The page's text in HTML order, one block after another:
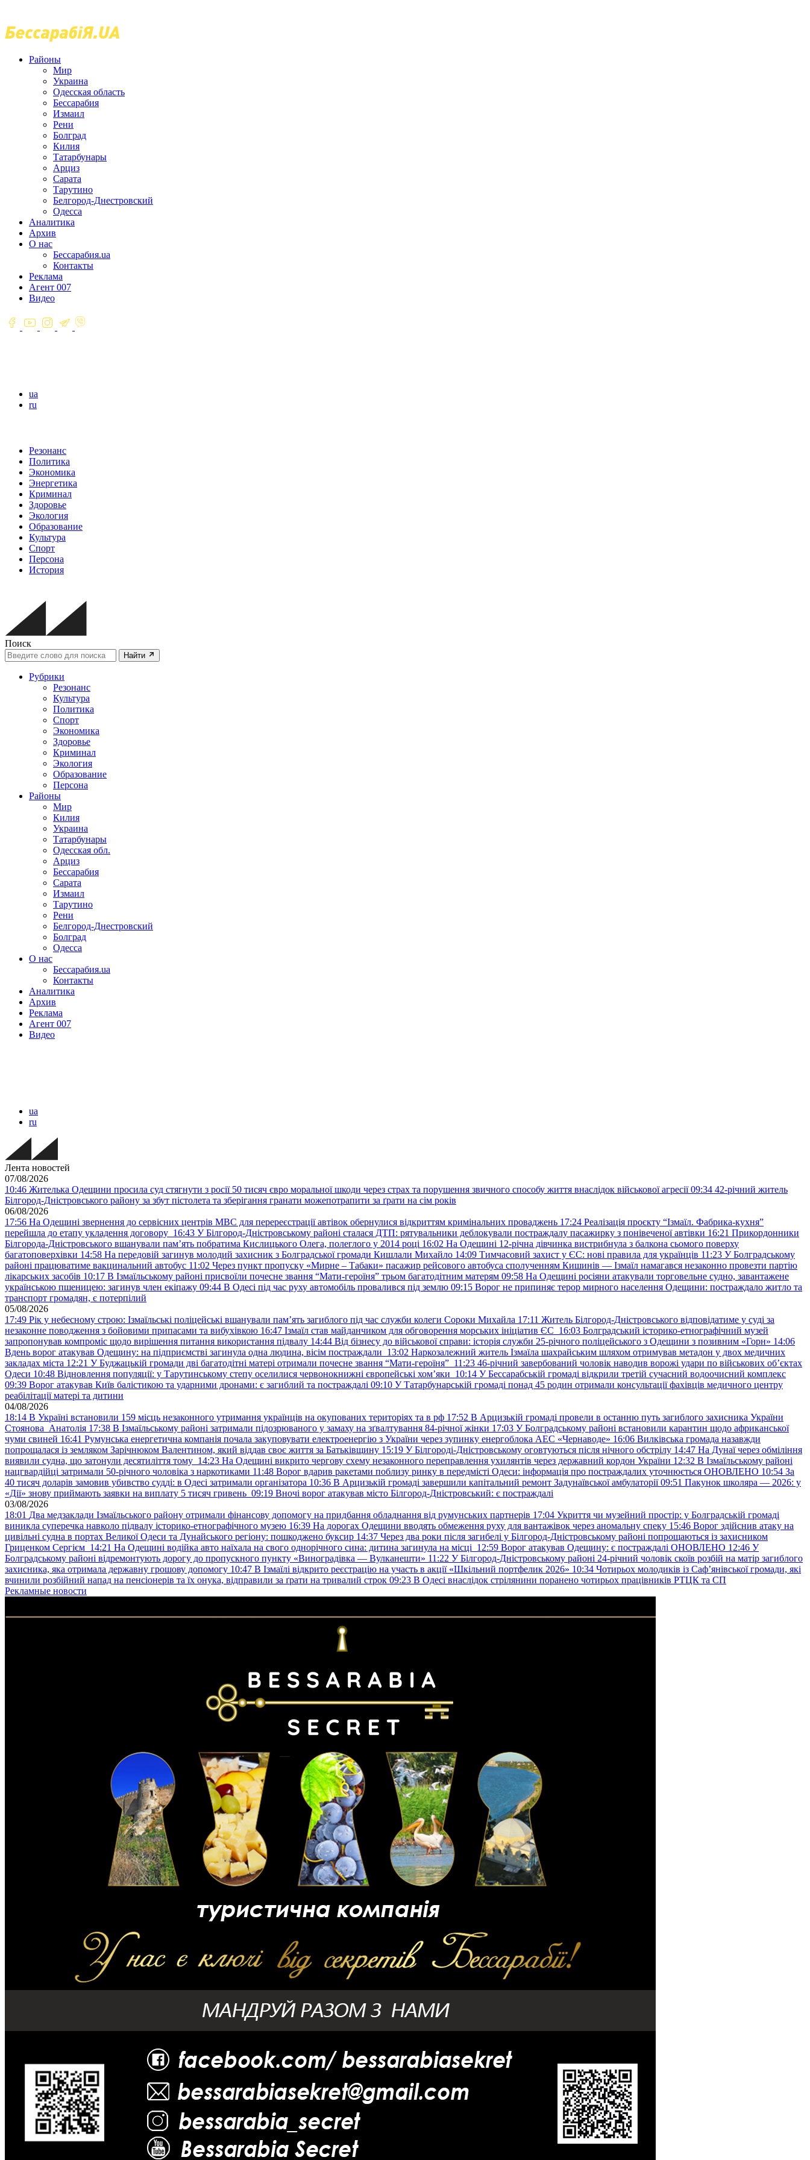
Районы
Мир
Украина
Одесская область
Бессарабия
Измаил
Рени
Болград
Килия
Татарбунары
Арциз
Сарата
Тарутино
Белгород-Днестровский
Одесса
Аналитика
Архив
О нас
Бессарабия.ua
Контакты
Реклама
Агент 007
Видео
ua
ru
Резонанс
Политика
Экономика
Энергетика
Криминал
Здоровье
Экология
Образование
Культура
Спорт
Персона
История
Поиск
Найти
Рубрики
Резонанс
Культура
Политика
Спорт
Экономика
Здоровье
Криминал
Экология
Образование
Персона
Районы
Мир
Килия
Украина
Татарбунары
Одесская обл.
Арциз
Бессарабия
Сарата
Измаил
Тарутино
Рени
Белгород-Днестровский
Болград
Одесса
О нас
Бессарабия.ua
Контакты
Аналитика
Архив
Реклама
Агент 007
Видео
ua
ru
Лента новостей
07/08/2026
10:46 Жителька Одещини просила суд стягнути з росії 50 тисяч євро моральної шкоди через страх та порушення звичного способу життя внаслідок військової агресії 09:34 42-річний житель
Білгород-Дністровського району за збут пістолета та зберігання гранати можепотрапити за ґрати на сім років
06/08/2026
17:56 На Одещині звернення до сервісних центрів МВС для перереєстрації автівок обернулися відкриттям кримінальних проваджень 17:24 Реалізація проєкту “Ізмаїл. Фабрика-кухня”
перейшла до етапу укладення договору 16:43 У Білгород-Дністровському районі сталася ДТП: рятувальники деблокували постраждалу пасажирку з понівеченої автівки 16:21 Прикордонники
Білгорода-Дністровського вшанували пам’ять побратима Кислицького Олега, полеглого у 2014 році 16:02 На Одещині 12-річна дівчинка вистрибнула з балкона сьомого поверху
багатоповерхівки 14:58 На передовій загинув молодий захисник з Болградської громади Кишлали Михайло 14:09 Тимчасовий захист у ЄС: нові правила для українців 11:23 У Болградському
районі працюватиме вакцинальний автобус 11:02 Через пункт пропуску «Мирне – Табаки» пасажир рейсового автобуса сполученням Кишинів — Ізмаїл намагався незаконно провезти партію
лікарських засобів 10:17 В Ізмаїльському районі присвоїли почесне звання “Мати-героїня” трьом багатодітним матерям 09:58 На Одещині росіяни атакували торговельне судно, завантажене
українською пшеницею: загинув член екіпажу 09:44 В Одесі під час руху автомобіль провалився під землю 09:15 Ворог не припиняє терор мирного населення Одещини: постраждало житло та
транспорт громадян, є потерпілий
05/08/2026
17:49 Рік у небесному строю: Ізмаїльські поліцейські вшанували пам’ять загиблого під час служби колеги Сороки Михайла 17:11 Житель Білгород-Дністровського відповідатиме у суді за
незаконне поводження з бойовими припасами та вибухівкою 16:47 Ізмаїл став майданчиком для обговорення морських ініціатив ЄС 16:03 Болградський історико-етнографічний музей
запропонував компроміс щодо вирішення питання використання підвалу 14:44 Від бізнесу до військової справи: історія служби 25-річного поліцейського з Одещини з позивним «Горн» 14:06
Вдень ворог атакував Одещину: на підприємстві загинула одна людина, вісім постраждали 13:02 Наркозалежний житель Ізмаїла шахрайським шляхом отримував метадон у двох медичних
закладах міста 12:21 У Буджацькій громади дві багатодітні матері отримали почесне звання “Мати-героїня” 11:23 46-річний завербований чоловік наводив ворожі удари по військових обʼєктах
Одеси 10:48 Відновлення популяції: у Тарутинському степу оселилися червонокнижні європейські хом’яки 10:14 У Бессарабській громаді відкрили третій сучасний водоочисний комплекс
09:39 Ворог атакував Київ балістикою та ударними дронами: є загиблий та постраждалі 09:10 У Татарбунарській громаді понад 45 родин отримали консультації фахівців медичного центру
реабілітації матері та дитини
04/08/2026
18:14 В Україні встановили 159 місць незаконного утримання українців на окупованих територіях та в рф 17:52 В Арцизькій громаді провели в останню путь загиблого захисника України
Стоянова Анатолія 17:38 В Ізмаїльському районі затримали підозрюваного у замаху на зґвалтування 84-річної жінки 17:03 У Болградському районі встановили карантин щодо африканської
чуми свиней 16:41 Румунська енергетична компанія почала закуповувати електроенергію з України через зупинку енергоблока АЕС «Чернаводе» 16:06 Вилківська громада назавжди
попрощалася із земляком Зарічнюком Валентином, який віддав своє життя за Батьківщину 15:19 У Білгороді-Дністровському оговтуються після нічного обстрілу 14:47 На Дунаї через обміління
виявили судна, що затонули десятиліття тому 14:23 На Одещині викрито чергову схему незаконного переправлення ухилянтів через державний кордон України 12:32 В Ізмаїльському районі
нацгвардійці затримали 50-річного чоловіка з наркотиками 11:48 Ворог вдарив ракетами поблизу ринку в передмісті Одеси: інформація про постраждалих уточнюється ОНОВЛЕНО 10:54 За
40 тисяч доларів замовив убивство судді: в Одесі затримали організатора 10:36 В Арцизькій громаді завершили капітальний ремонт Задунаївської амбулаторії 09:51 Пакунок школяра — 2026: у
«Дії» знову приймають заявки на виплату 5 тисяч гривень 09:19 Вночі ворог атакував місто Білгород-Дністровський: є постраждалі
03/08/2026
18:01 Два медзаклади Ізмаїльського району отримали фінансову допомогу на придбання обладнання від румунських партнерів 17:04 Укриття чи музейний простір: у Болградській громаді
виникла суперечка навколо підвалу історико-етнографічного музею 16:39 На дорогах Одещини вводять обмеження руху для вантажівок через аномальну спеку 15:46 Ворог здійснив атаку на
цивільні судна в портах Великої Одеси та Дунайського регіону: пошкоджено буксир 14:37 Через два роки після загибелі у Білгород-Дністровському районі попрощаються із захисником
Гриценком Сергієм 14:21 На Одещині водійка авто наїхала на свого однорічного сина: дитина загинула на місці 12:59 Ворог атакував Одещину: є постраждалі ОНОВЛЕНО 12:46 У
Болградському районі відремонтують дорогу до пропускного пункту «Виноградівка — Вулканешти» 11:22 У Білгород-Дністровському районі 24-річний чоловік скоїв розбій на матір загиблого
захисника, яка отримала державну грошову допомогу 10:47 В Ізмаїлі відкрито реєстрацію на участь в акції «Шкільний портфелик 2026» 10:34 Чотирьох молодиків із Саф’янівської громади, які
вчинили розбійний напад на пенсіонерів та їх онука, відправили за ґрати на тривалий строк 09:23 В Одесі внаслідок стрілянини поранено чотирьох працівників РТЦК та СП
Рекламные новости